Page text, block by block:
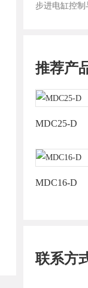
步进电缸控制
推荐产
MDC25-D
MDC16-D
联系方